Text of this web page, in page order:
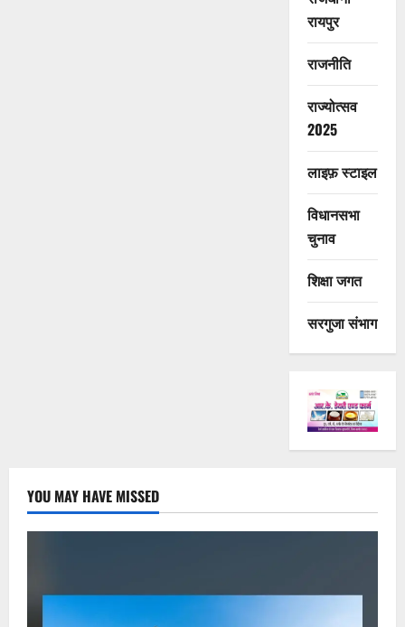
रायपुर
राजनीति
राज्योत्सव
2025
लाइफ़ स्टाइल
विधानसभा
चुनाव
शिक्षा जगत
सरगुजा संभाग
YOU MAY HAVE MISSED